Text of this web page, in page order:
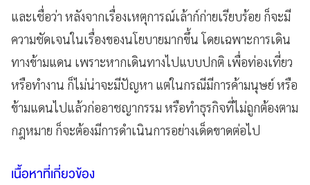
และเชื่อว่า หลังจากเรื่องเหตุการณ์เล้าก์ก่ายเรียบร้อย ก็จะมี
ความชัดเจนในเรื่องของนโยบายมากขึ้น โดยเฉพาะการเดิน
ทางข้ามแดน เพราะหากเดินทางไปแบบปกติ เพื่อท่องเที่ยว
หรือทำงาน ก็ไม่น่าจะมีปัญหา แต่ในกรณีมีการค้ามนุษย์ หรือ
ข้ามแดนไปแล้วก่ออาชญากรรม หรือทำธุรกิจที่ไม่ถูกต้องตาม
กฎหมาย ก็จะต้องมีการดำเนินการอย่างเด็ดขาดต่อไป
เนื้อหาที่เกี่ยวข้อง